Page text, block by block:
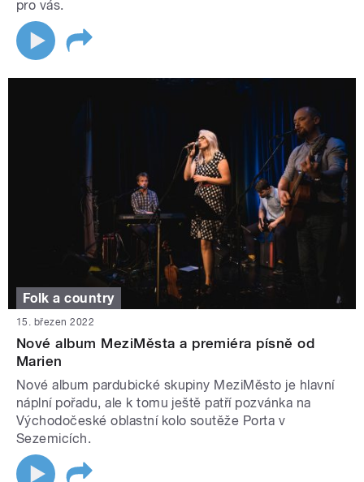
pro vás.
Folk a country
15. březen 2022
Nové album MeziMěsta a premiéra písně od
Marien
Nové album pardubické skupiny MeziMěsto je hlavní
náplní pořadu, ale k tomu ještě patří pozvánka na
Východočeské oblastní kolo soutěže Porta v
Sezemicích.